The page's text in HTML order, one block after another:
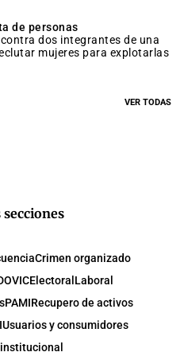
de personas
dos integrantes de una
mujeres para explotarlas
VER TODAS
secciones
Crimen organizado
ElectoralLaboral
PAMIRecupero de activos
Usuarios y consumidores